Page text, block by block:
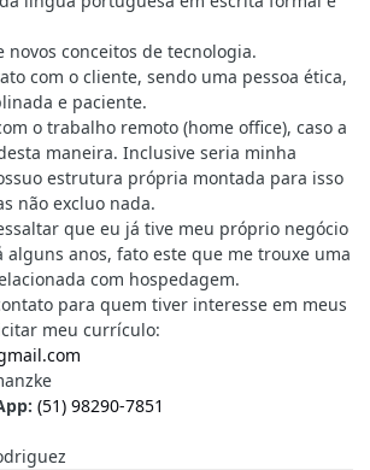
conceitos de tecnologia.
com o cliente, sendo uma pessoa ética,
e paciente.
o trabalho remoto (home office), caso a
maneira. Inclusive seria minha
estrutura própria montada para isso
não excluo nada.
que eu já tive meu próprio negócio
alguns anos, fato este que me trouxe uma
com hospedagem.
para quem tiver interesse em meus
meu currículo:
(51) 98290-7851